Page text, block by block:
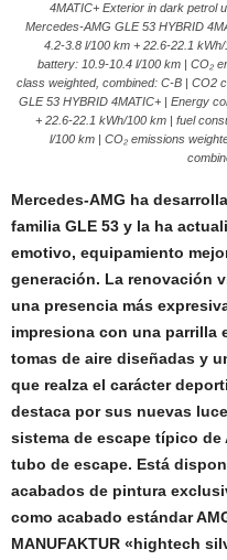
4MATIC+ Exterior in dark petrol
Mercedes-AMG GLE 53 HYBRID
4.2-3.8 l/100 km + 22.6-22.1
battery: 10.9-10.4 l/100 km | CO₂
class weighted, combined: C-B | CO2
GLE 53 HYBRID 4MATIC+ | Energy
+ 22.6-22.1 kWh/100 km | fuel
l/100 km | CO₂ emissions
Mercedes‑AMG ha
familia GLE 53 y la ha
emotivo, equipamiento
generación. La renovación
una presencia más
impresiona con una parrilla
tomas de aire diseñadas y
que realza el carácter
destaca por sus nuevas
sistema de escape típico de
tubo de escape. Está
acabados de pintura
como acabado estándar
MANUFAKTUR «hightech